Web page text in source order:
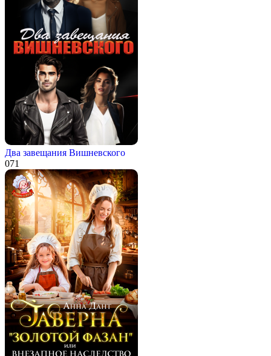
Два завещания Вишневского
071